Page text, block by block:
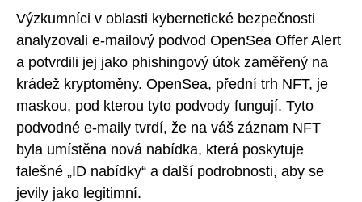
Výzkumníci v oblasti kybernetické bezpečnosti
analyzovali e-mailový podvod OpenSea Offer Alert
a potvrdili jej jako phishingový útok zaměřený na
krádež kryptoměny. OpenSea, přední trh NFT, je
maskou, pod kterou tyto podvody fungují. Tyto
podvodné e-maily tvrdí, že na váš záznam NFT
byla umístěna nová nabídka, která poskytuje
falešné „ID nabídky“ a další podrobnosti, aby se
jevily jako legitimní.